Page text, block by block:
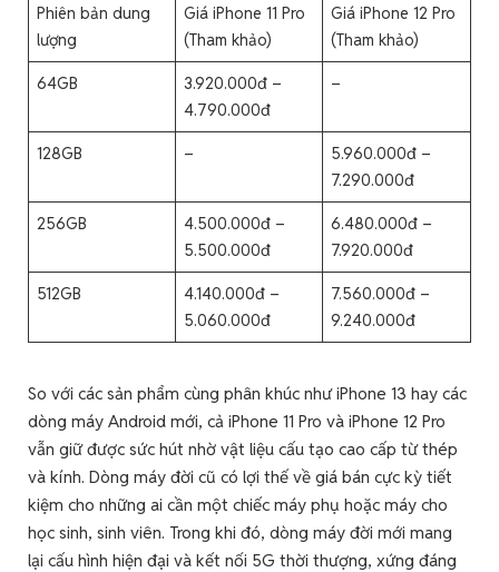
Phiên bản dung
lượng
Giá iPhone 11 Pro
(Tham khảo)
Giá iPhone 12 Pro
(Tham khảo)
64GB
3.920.000đ –
4.790.000đ
–
128GB –
5.960.000đ –
7.290.000đ
256GB
4.500.000đ –
5.500.000đ
6.480.000đ –
7.920.000đ
512GB
4.140.000đ –
5.060.000đ
7.560.000đ –
9.240.000đ
So với các sản phẩm cùng phân khúc như iPhone 13 hay các
dòng máy Android mới, cả iPhone 11 Pro và iPhone 12 Pro
vẫn giữ được sức hút nhờ vật liệu cấu tạo cao cấp từ thép
và kính. Dòng máy đời cũ có lợi thế về giá bán cực kỳ tiết
kiệm cho những ai cần một chiếc máy phụ hoặc máy cho
học sinh, sinh viên. Trong khi đó, dòng máy đời mới mang
lại cấu hình hiện đại và kết nối 5G thời thượng, xứng đáng